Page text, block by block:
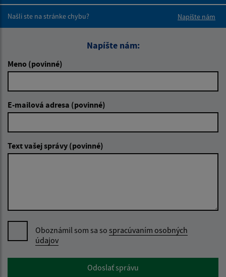
Našli ste na stránke chybu?
Napíšte nám
Napíšte nám:
Meno (povinné)
E-mailová adresa (povinné)
Text vašej správy (povinné)
Oboznámil som sa so spracúvaním osobných
údajov
Google reCaptcha ResponseOdoslať správu